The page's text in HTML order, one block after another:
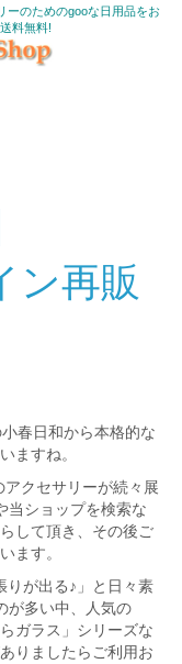
ーのためのgooな日用品をお
料無料!
ン再販
春日和から本格的な
ますね。
クセサリーが続々展
当ショップを検索な
して頂き、その後ご
ます。
りが出る♪」と日々素
が多い中、人気の
ガラス」シリーズな
りましたらご利用お